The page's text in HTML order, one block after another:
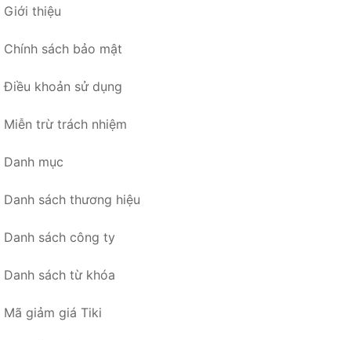
Giới thiệu
Chính sách bảo mật
Điều khoản sử dụng
Miễn trừ trách nhiệm
Danh mục
Danh sách thương hiệu
Danh sách công ty
Danh sách từ khóa
Mã giảm giá Tiki